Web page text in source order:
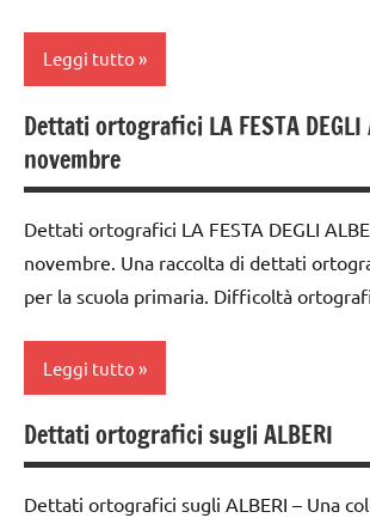
TUTTI GLI
PER ETA'
TUTTI GLI
ARTICOLI
presepe
TUTTI GLI
ARGOMENTI
PER ETA'
TUTTI GLI
ARTICOLI
classe
5a
Epifania
Inverno
lana
e feltro
presepe
STAGIONI
Leggi tutto
3a
settimana
di
avvento
classe
4a
classe
5a
DELL'ANNO
Dettati ortografici LA FESTA DEGLI
novembre
Dettati ortografici LA FESTA DEGLI
novembre. Una raccolta di dettati
per la scuola primaria. Difficoltà
Leggi tutto
Autunno
Dettati ortografici sugli ALBERI
Dettati ortografici sugli ALBERI – Una